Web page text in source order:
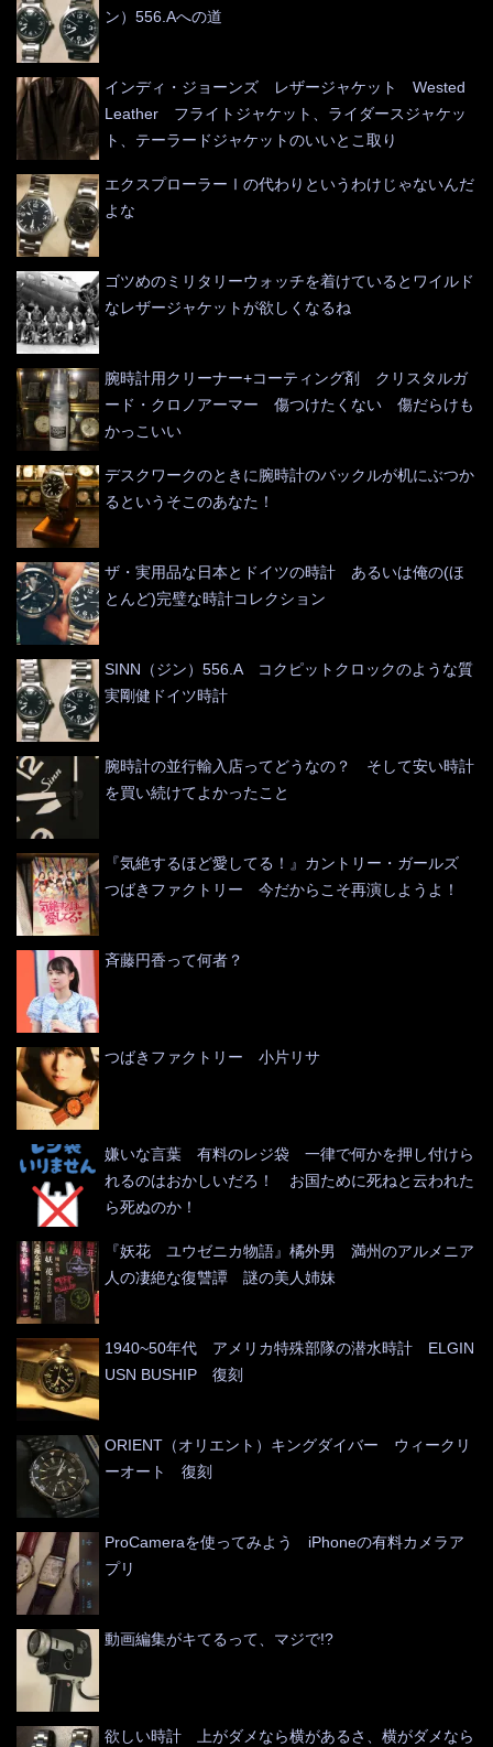
ン）556.Aへの道
インディ・ジョーンズ レザージャケット Wested
Leather フライトジャケット、ライダースジャケッ
ト、テーラードジャケットのいいとこ取り
エクスプローラーⅠの代わりというわけじゃないんだ
よな
ゴツめのミリタリーウォッチを着けているとワイルド
なレザージャケットが欲しくなるね
腕時計用クリーナー+コーティング剤 クリスタルガ
ード・クロノアーマー 傷つけたくない 傷だらけも
かっこいい
デスクワークのときに腕時計のバックルが机にぶつか
るというそこのあなた！
ザ・実用品な日本とドイツの時計 あるいは俺の(ほ
とんど)完璧な時計コレクション
SINN（ジン）556.A コクピットクロックのような質
実剛健ドイツ時計
腕時計の並行輸入店ってどうなの？ そして安い時計
を買い続けてよかったこと
『気絶するほど愛してる！』カントリー・ガールズ
つばきファクトリー 今だからこそ再演しようよ！
斉藤円香って何者？
つばきファクトリー 小片リサ
嫌いな言葉 有料のレジ袋 一律で何かを押し付けら
れるのはおかしいだろ！ お国ために死ねと云われた
ら死ぬのか！
『妖花 ユウゼニカ物語』橘外男 満州のアルメニア
人の凄絶な復讐譚 謎の美人姉妹
1940~50年代 アメリカ特殊部隊の潜水時計 ELGIN
USN BUSHIP 復刻
ORIENT（オリエント）キングダイバー ウィークリ
ーオート 復刻
ProCameraを使ってみよう iPhoneの有料カメラア
プリ
動画編集がキてるって、マジで!?
欲しい時計 上がダメなら横があるさ、横がダメなら